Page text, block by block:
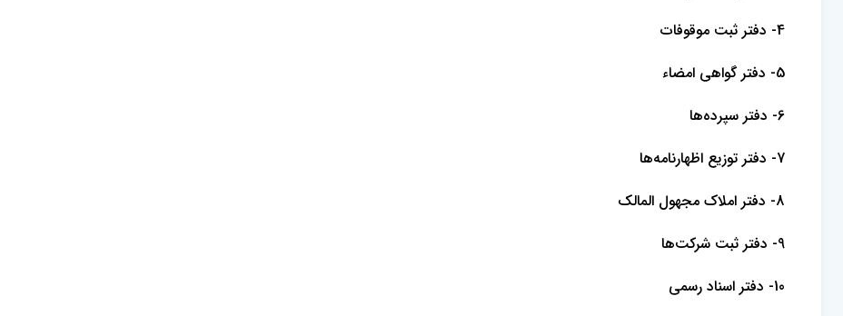
4- دفتر ثبت موقوفات
5- دفتر گواهی امضاء
6- دفتر سپرده‌ها
7- دفتر توزیع اظهارنامه‌ها
8- دفتر املاک مجهول المالک
9- دفتر ثبت شرکت‌ها
10- دفتر اسناد رسمی